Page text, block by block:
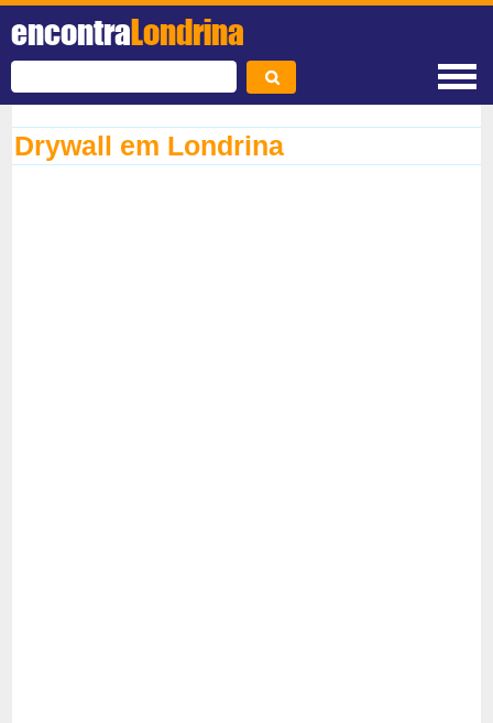
encontraLondrina
Drywall em Londrina